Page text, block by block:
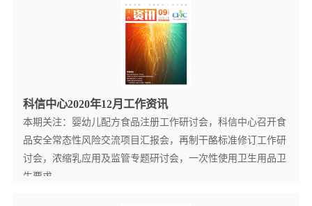
科信中心2020年12月工作资讯
本期关注：婴幼儿配方食品注册工作研讨会，科信中心召开食
品安全常态性风险交流项目汇报会，再制干酪标准修订工作研
讨会，浓缩乳应用及监管专题研讨会，一次性使用卫生用品卫
生要求...